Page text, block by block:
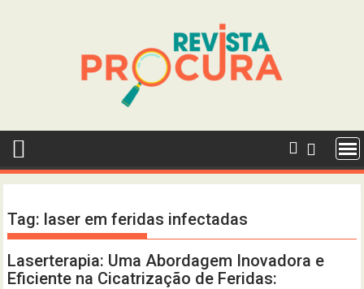
Tag: laser em feridas infectadas
Laserterapia: Uma Abordagem Inovadora e
Eficiente na Cicatrização de Feridas: